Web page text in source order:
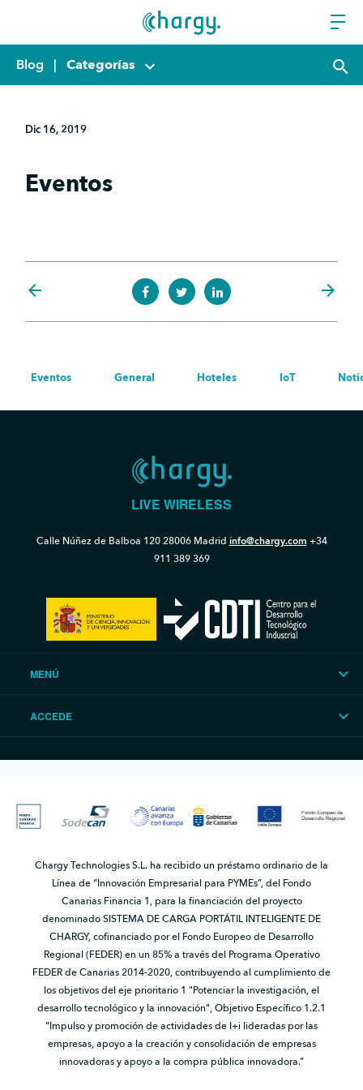
Blog | Categorías keyboard_arrow_down search
Dic 16, 2019
Eventos
arrow_back arrow_forward
Eventos General Hoteles IoT
LIVE WIRELESS
Calle Núñez de Balboa 12028006 Madrid info@chargy.com +34
911 389 369
MENÚ
ACCEDE
Chargy Technologies S.L. ha recibido un préstamo ordinario de la
Línea de “Innovación Empresarial para PYMEs”, del Fondo
Canarias Financia 1, para la financiación del proyecto
denominado SISTEMA DE CARGA PORTÁTIL INTELIGENTE DE
CHARGY, cofinanciado por el Fondo Europeo de Desarrollo
Regional (FEDER) en un 85% a través del Programa Operativo
FEDER de Canarias 2014-2020, contribuyendo al cumplimiento de
los objetivos del eje prioritario 1 "Potenciar la investigación, el
desarrollo tecnológico y la innovación", Objetivo Específico 1.2.1
"Impulso y promoción de actividades de I+i lideradas por las
empresas, apoyo a la creación y consolidación de empresas
innovadoras y apoyo a la compra pública innovadora.”